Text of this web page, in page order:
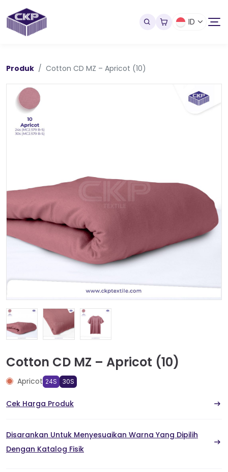
ID
Produk Cotton CD MZ – Apricot (10)
Cotton CD MZ – Apricot (10)
Apricot 24S 30S
Cek Harga Produk
Disarankan Untuk Menyesuaikan Warna Yang Dipilih
Dengan Katalog Fisik